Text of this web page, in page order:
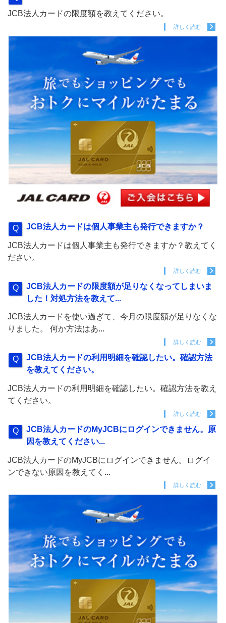
JCB法人カードの限度額を教えてください。
詳しく読む
JCB法人カードは個人事業主も発行できますか？
JCB法人カードは個人事業主も発行できますか？教えてく
ださい。
詳しく読む
JCB法人カードの限度額が足りなくなってしまいま
した！対処方法を教えて...
JCB法人カードを使い過ぎて、今月の限度額が足りなくな
りました。 何か方法はあ...
詳しく読む
JCB法人カードの利用明細を確認したい。確認方法
を教えてください。
JCB法人カードの利用明細を確認したい。確認方法を教え
てください。
詳しく読む
JCB法人カードのMyJCBにログインできません。原
因を教えてください...
JCB法人カードのMyJCBにログインできません。ログイ
ンできない原因を教えてく...
詳しく読む